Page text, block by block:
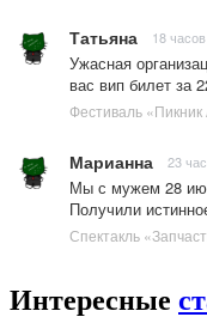
Татьяна 18
Ужасная
вас вип билет за
Фестиваль
Марианна 23
Мы с мужем 28
Получили
Спектакль
Интересные